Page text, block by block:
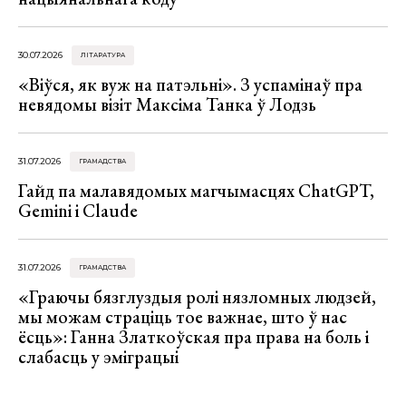
30.07.2026 ЛІТАРАТУРА
«Віўся, як вуж на патэльні». З успамінаў пра
невядомы візіт Максіма Танка ў Лодзь
31.07.2026 ГРАМАДСТВА
Гайд па малавядомых магчымасцях ChatGPT,
Gemini і Claude
31.07.2026 ГРАМАДСТВА
«Граючы бязглуздыя ролі нязломных людзей,
мы можам страціць тое важнае, што ў нас
ёсць»: Ганна Златкоўская пра права на боль і
слабасць у эміграцыі